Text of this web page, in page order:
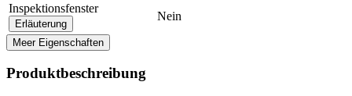
Inspektionsfenster
Erläuterung
Nein
Meer Eigenschaften
Produktbeschreibung